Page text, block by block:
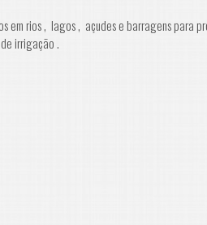
em rios , lagos , açudes e barragens para
irrigação .